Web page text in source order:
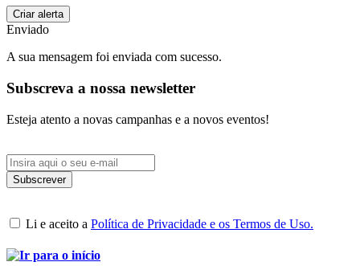
Enviado
A sua mensagem foi enviada com sucesso.
Subscreva a nossa newsletter
Esteja atento a novas campanhas e a novos eventos!
Li e aceito a Política de Privacidade e os Termos de Uso.